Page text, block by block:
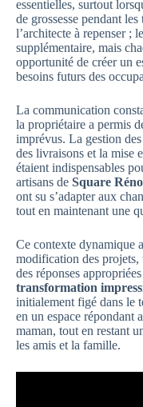
essentielles, surtout
de grossesse pendant
l’architecte à repenser ;
supplémentaire, mais
opportunité de créer un
besoins futurs des
La communication
la propriétaire a permis
imprévus. La gestion
des livraisons et la mise
étaient indispensables
artisans de Square
ont su s’adapter aux
tout en maintenant une
Ce contexte dynamique
modification des
des réponses
transformation
initialement figé dans le
en un espace répondant
maman, tout en restant
les amis et la famille.